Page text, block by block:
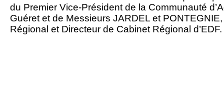
du Premier Vice-Président de la Communauté
Guéret et de Messieurs JARDEL et
Régional et Directeur de Cabinet Régional d’EDF.